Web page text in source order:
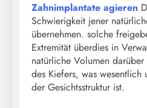
Zahnimplantate agieren
Schwierigkeit jener
übernehmen. solche
Extremität überdies in
natürliche Volumen
des Kiefers, was wesentlich
der Gesichtsstruktur ist.